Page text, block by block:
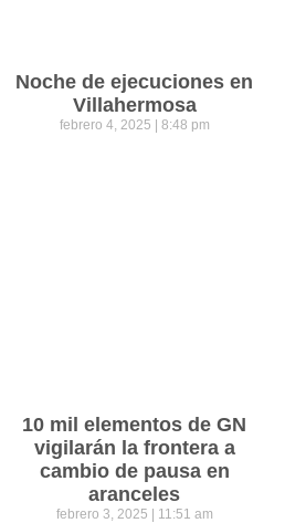
Noche de ejecuciones en
Villahermosa
febrero 4, 2025 8:48 pm
10 mil elementos de GN
vigilarán la frontera a
cambio de pausa en
aranceles
febrero 3, 2025 11:51 am